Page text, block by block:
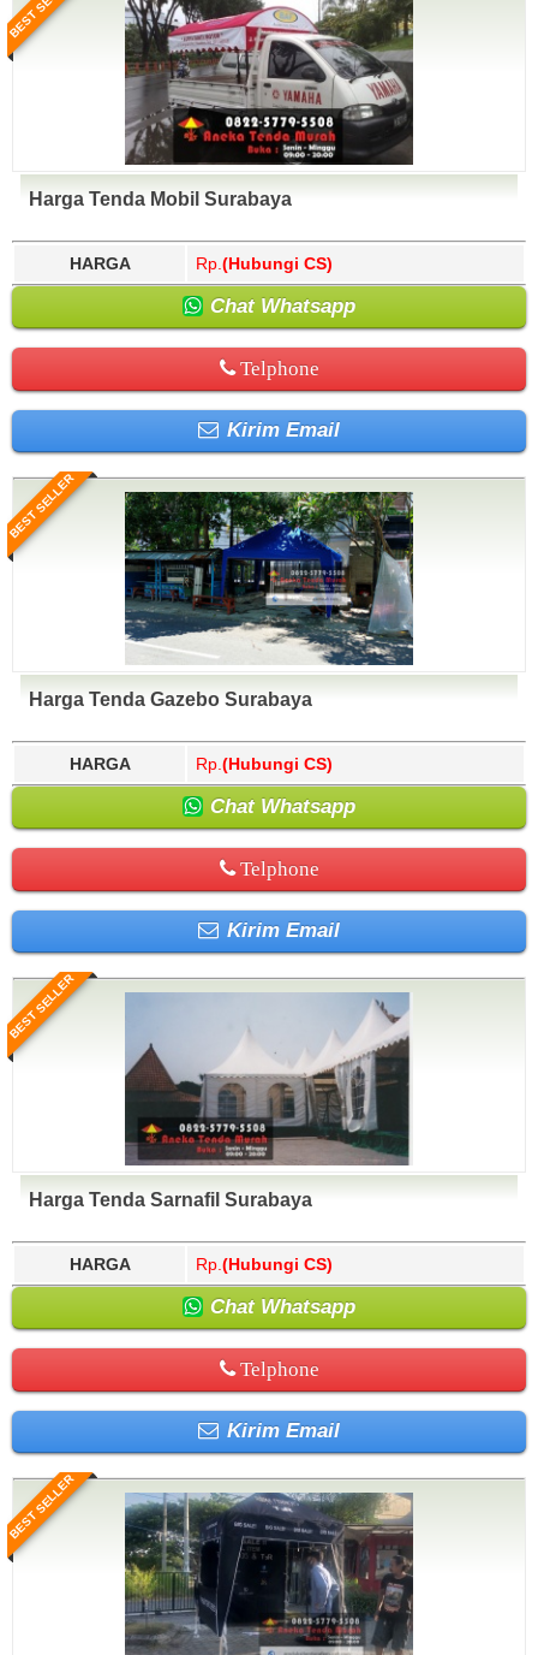
Harga Tenda Mobil Surabaya
HARGA Rp. (Hubungi CS)
Chat Whatsapp
Telphone
Kirim Email
BEST SELLER
Harga Tenda Gazebo Surabaya
HARGA Rp. (Hubungi CS)
Chat Whatsapp
Telphone
Kirim Email
BEST SELLER
Harga Tenda Sarnafil Surabaya
HARGA Rp. (Hubungi CS)
Chat Whatsapp
Telphone
Kirim Email
BEST SELLER